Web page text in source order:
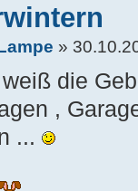
»
die
,
...